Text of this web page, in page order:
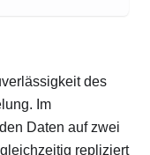
des
Im
Daten auf zwei
repliziert